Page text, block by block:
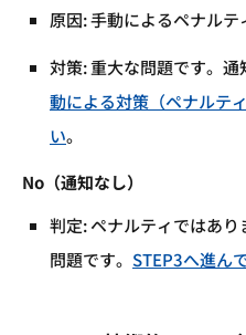
原因: 手動によるペナルテ
対策: 重大な問題です。通
動による対策（ペナルテ
い。
No（通知なし）
判定: ペナルティではあ
問題です。 STEP3へ進ん